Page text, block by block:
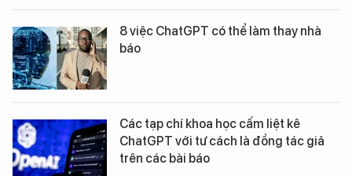
8 việc ChatGPT có thể làm thay nhà
báo
Các tạp chí khoa học cấm liệt kê
ChatGPT với tư cách là đồng tác giả
trên các bài báo